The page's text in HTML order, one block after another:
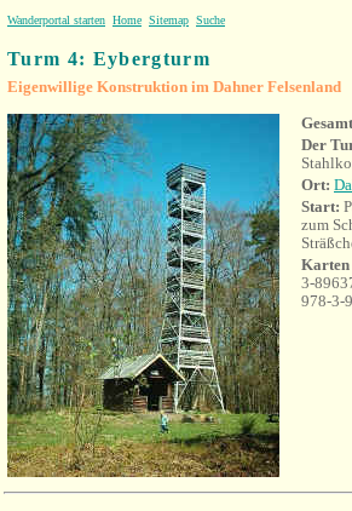
Wanderportal starten Home Sitemap Suche
Turm 4: Eybergturm
Eigenwillige Konstruktion im Dahner Felsenland
Der
Ort:
Start:
zum
Karten
3-
978-3-